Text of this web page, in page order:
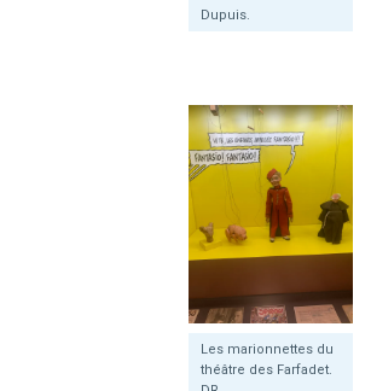
Dupuis.
Les marionnettes du
théâtre des Farfadet.